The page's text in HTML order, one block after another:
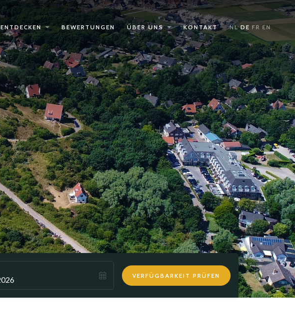
ENTDECKEN BEWERTUNGEN ÜBER UNS KONTAKT NL DE FR EN
VERFÜGBARKEIT PRÜFEN